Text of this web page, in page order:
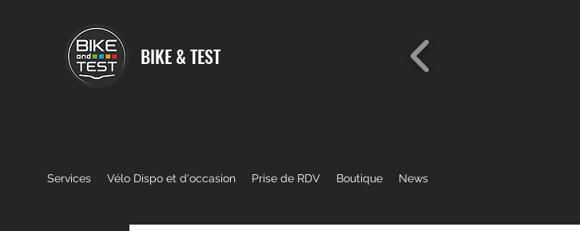
BIKE & TEST
Services Vélo Dispo et d'occasion Prise de RDV Boutique News